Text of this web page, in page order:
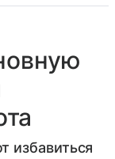
избавиться